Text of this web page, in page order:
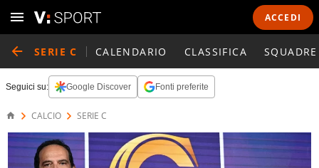
ACCEDI
SERIE C CALENDARIO CLASSIFICA SQUADRE
Seguici su: Google Discover Fonti preferite
CALCIO SERIE C